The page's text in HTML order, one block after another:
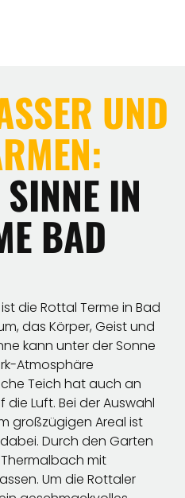
UND
IN
BAD
die Rottal Terme in Bad
das Körper, Geist und
kann unter der Sonne
Atmosphäre
Teich hat auch an
Luft. Bei der Auswahl
großzügigen Areal ist
Durch den Garten
mit
Um die Rottaler